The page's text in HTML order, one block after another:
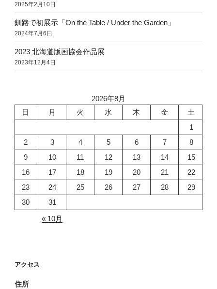
2025年2月10日
釧路で初展示「On the Table / Under the Garden」
2024年7月6日
2023 北海道版画協会作品展
2023年12月4日
2026年8月
日
月 火 水 木 金
土
1
2
3 4 5 6 7
8
9
10 11 12 13 14
15
16
17 18 19 20 21
22
23
24 25 26 27 28
29
30
31
« 10月
アクセス
住所